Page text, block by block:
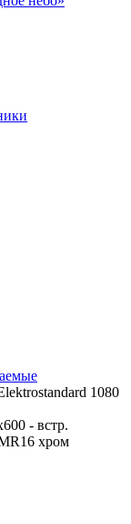
1080